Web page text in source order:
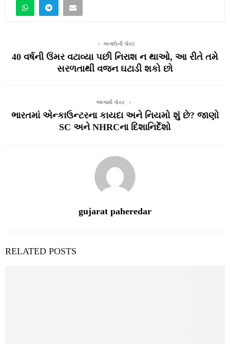
અગાઉની પોસ્ટ
40 વર્ષની ઉંમર વટાવ્યા પછી નિરાશ ન થાઓ, આ રીતે તમે
સરળતાથી વજન ઘટાડી શકો છો
આગામી પોસ્ટ
ભારતમાં એન્કાઉન્ટરના કાયદા અને નિયમો શું છે? જાણો
SC અને NHRCના દિશાનિર્દેશો
gujarat paheredar
RELATED POSTS